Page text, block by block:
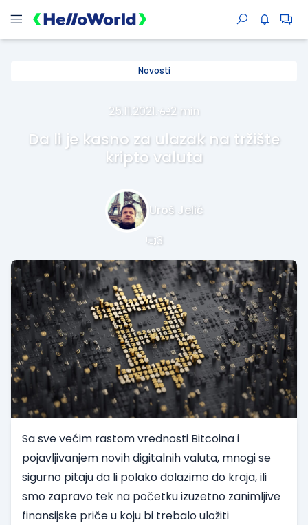
Novosti
25.11.2021. 2 min
Da li je kasno za ulazak na tržište
kripto valuta
Uroš Jelić
3
Sa sve većim rastom vrednosti Bitcoina i
pojavljivanjem novih digitalnih valuta, mnogi se
sigurno pitaju da li polako dolazimo do kraja, ili
smo zapravo tek na početku izuzetno zanimljive
finansijske priče u koju bi trebalo uložiti